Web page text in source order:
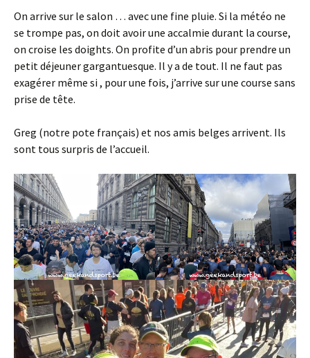
On arrive sur le salon … avec une fine pluie. Si la météo ne
se trompe pas, on doit avoir une accalmie durant la course,
on croise les doights. On profite d’un abris pour prendre un
petit déjeuner gargantuesque. Il y a de tout. Il ne faut pas
exagérer même si , pour une fois, j’arrive sur une course sans
prise de tête.
Greg (notre pote français) et nos amis belges arrivent. Ils
sont tous surpris de l’accueil.